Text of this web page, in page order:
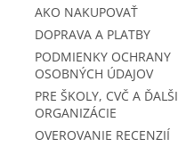
AKO NAKUPOVAŤ
DOPRAVA A PLATBY
PODMIENKY OCHRANY
OSOBNÝCH ÚDAJOV
PRE ŠKOLY, CVČ A
ORGANIZÁCIE
OVEROVANIE RECENZIÍ